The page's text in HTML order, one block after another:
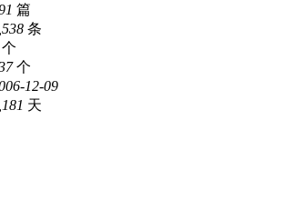
篇
条
个
个
12-09
天